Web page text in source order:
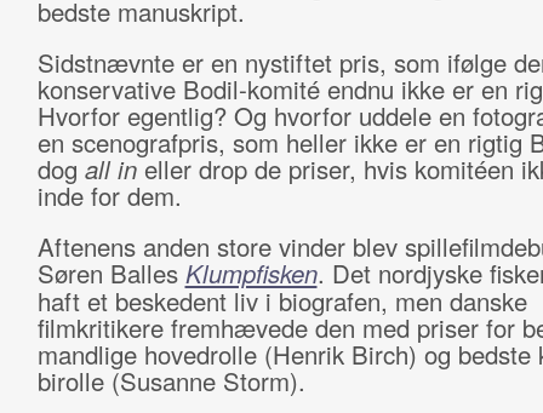
bedste manuskript.
Sidstnævnte er en nystiftet pris, som ifølge
konservative Bodil-komité endnu ikke er en
Hvorfor egentlig? Og hvorfor uddele en
en scenografpris, som heller ikke er en rigtig
dog all ineller drop de priser, hvis komitéen
inde for dem.
Aftenens anden store vinder blev
Søren Balles Klumpfisken. Det nordjyske
haft et beskedent liv i biografen, men danske
filmkritikere fremhævede den med priser for
mandlige hovedrolle (Henrik Birch) og bedste
birolle (Susanne Storm).